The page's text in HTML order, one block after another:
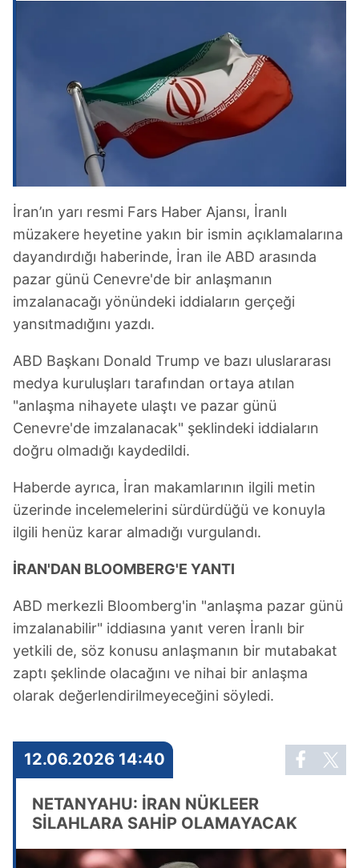
İran’ın yarı resmi Fars Haber Ajansı, İranlı
müzakere heyetine yakın bir ismin açıklamalarına
dayandırdığı haberinde, İran ile ABD arasında
pazar günü Cenevre'de bir anlaşmanın
imzalanacağı yönündeki iddiaların gerçeği
yansıtmadığını yazdı.
ABD Başkanı Donald Trump ve bazı uluslararası
medya kuruluşları tarafından ortaya atılan
"anlaşma nihayete ulaştı ve pazar günü
Cenevre'de imzalanacak" şeklindeki iddiaların
doğru olmadığı kaydedildi.​​​​​​​
Haberde ayrıca, İran makamlarının ilgili metin
üzerinde incelemelerini sürdürdüğü ve konuyla
ilgili henüz karar almadığı vurgulandı.
İRAN'DAN BLOOMBERG'E YANTI
ABD merkezli Bloomberg'in "anlaşma pazar günü
imzalanabilir" iddiasına yanıt veren İranlı bir
yetkili de, söz konusu anlaşmanın bir mutabakat
zaptı şeklinde olacağını ve nihai bir anlaşma
olarak değerlendirilmeyeceğini söyledi.
12.06.2026 14:40
NETANYAHU: İRAN NÜKLEER
SİLAHLARA SAHİP OLAMAYACAK